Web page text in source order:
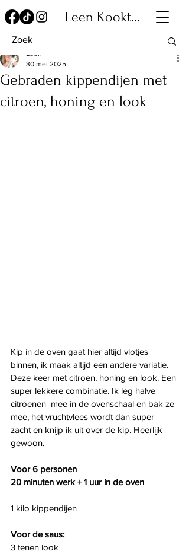
Leen Kookt...
Gebraden kippendijen met
citroen, honing en look
Leen
30 mei 2025
Kip in de oven gaat hier altijd vlotjes
binnen, ik maak altijd een andere variatie.
Deze keer met citroen, honing en look. Een
super lekkere combinatie. Ik leg halve
citroenen  mee in de ovenschaal en bak ze
mee, het vruchtvlees wordt dan super
zacht en knijp ik uit over de kip. Heerlijk
gewoon.
Voor 6 personen
20 minuten werk + 1 uur in de oven
1 kilo kippendijen
Voor de saus:
3 tenen look